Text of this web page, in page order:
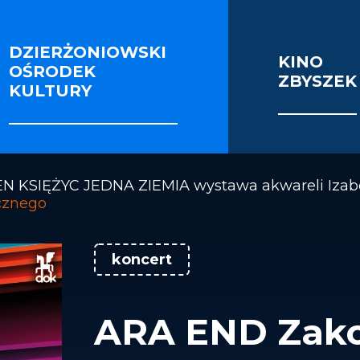
I SEKCJE VIDEO
ENERGETYCZNEJ BUDYNKU
DZIERŻONIOWSKI
OŚRODEK
KULTURY
KINO
ZBYSZEK
KSIĘŻYC JEDNA ZIEMIA wystawa akwareli
koncert
ARA END